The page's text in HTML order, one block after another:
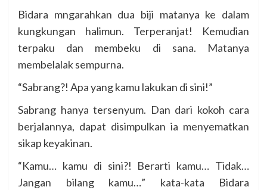
Bidara mngarahkan dua biji matanya ke dalam
kungkungan halimun. Terperanjat! Kemudian
terpaku dan membeku di sana. Matanya
membelalak sempurna.
“Sabrang?! Apa yang kamu lakukan di sini!”
Sabrang hanya tersenyum. Dan dari kokoh cara
berjalannya, dapat disimpulkan ia menyematkan
sikap keyakinan.
“Kamu… kamu di sini?! Berarti kamu… Tidak…
Jangan bilang kamu…” kata-kata Bidara